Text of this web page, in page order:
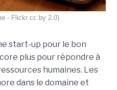
- Flickr cc by 2.0)
start-up pour le bon
plus pour répondre à
humaines. Les
dans le domaine et